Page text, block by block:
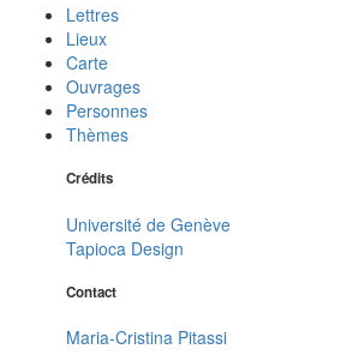
Lettres
Lieux
Carte
Ouvrages
Personnes
Thèmes
Crédits
Université de Genève
Tapioca Design
Contact
Maria-Cristina Pitassi